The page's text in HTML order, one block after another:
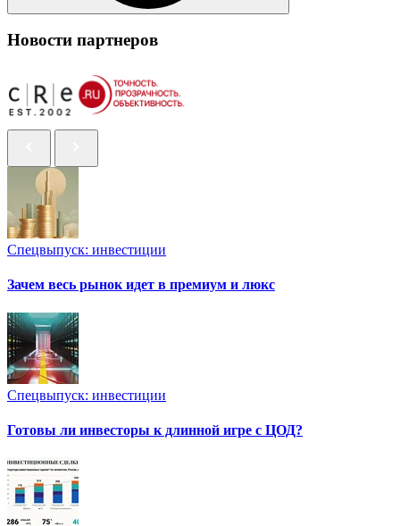
Новости партнеров
Спецвыпуск: инвестиции
Зачем весь рынок идет в премиум и люкс
Спецвыпуск: инвестиции
Готовы ли инвесторы к длинной игре с ЦОД?